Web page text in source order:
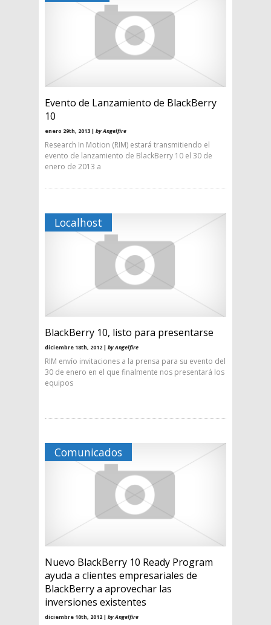
Evento de Lanzamiento de BlackBerry
10
enero 29th, 2013 | by Angelfire
Research In Motion (RIM) estará transmitiendo el
evento de lanzamiento de BlackBerry 10 el 30 de
enero de 2013 a
Localhost
BlackBerry 10, listo para presentarse
diciembre 18th, 2012 | by Angelfire
RIM envío invitaciones a la prensa para su evento del
30 de enero en el que finalmente nos presentará los
equipos
Comunicados
Nuevo BlackBerry 10 Ready Program
ayuda a clientes empresariales de
BlackBerry a aprovechar las
inversiones existentes
diciembre 10th, 2012 | by Angelfire